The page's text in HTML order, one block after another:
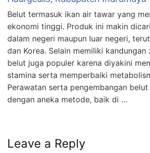
Belut termasuk ikan air tawar yang
ekonomi tinggi. Produk ini makin
dalam negeri maupun luar negeri,
dan Korea. Selain memiliki
belut juga populer karena diyakini
stamina serta memperbaiki
Perawatan serta pengembangan
dengan aneka metode, baik di …
Leave a Reply